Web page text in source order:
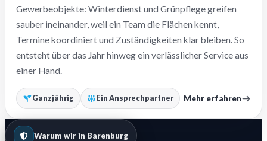
Gewerbeobjekte: Winterdienst und Grünpflege greifen
sauber ineinander, weil ein Team die Flächen kennt,
Termine koordiniert und Zuständigkeiten klar bleiben. So
entsteht über das Jahr hinweg ein verlässlicher Service aus
einer Hand.
Ganzjährig Ein Ansprechpartner Mehr erfahren
Warum wir in Barenburg